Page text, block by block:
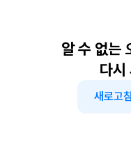
알 수 없는
다시
새로고침